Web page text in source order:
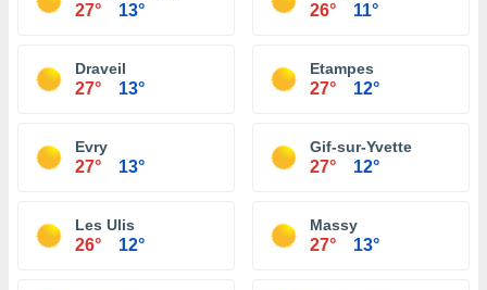
27° 13° 26° 11°
Draveil
27° 13°
Etampes
27° 12°
Evry
27° 13°
Gif-sur-Yvette
27° 12°
Les Ulis
26° 12°
Massy
27° 13°